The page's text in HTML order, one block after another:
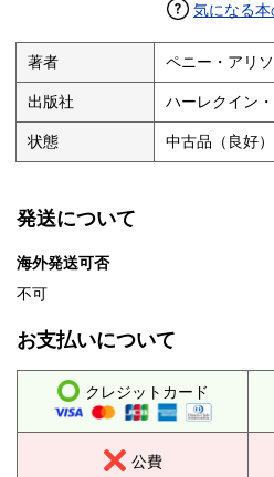
気になる
著者 ペニー・アリ
出版社 ハーレクイン
状態 中古品（良好）
発送について
海外発送可否
不可
お支払いについて
クレジットカード
公費